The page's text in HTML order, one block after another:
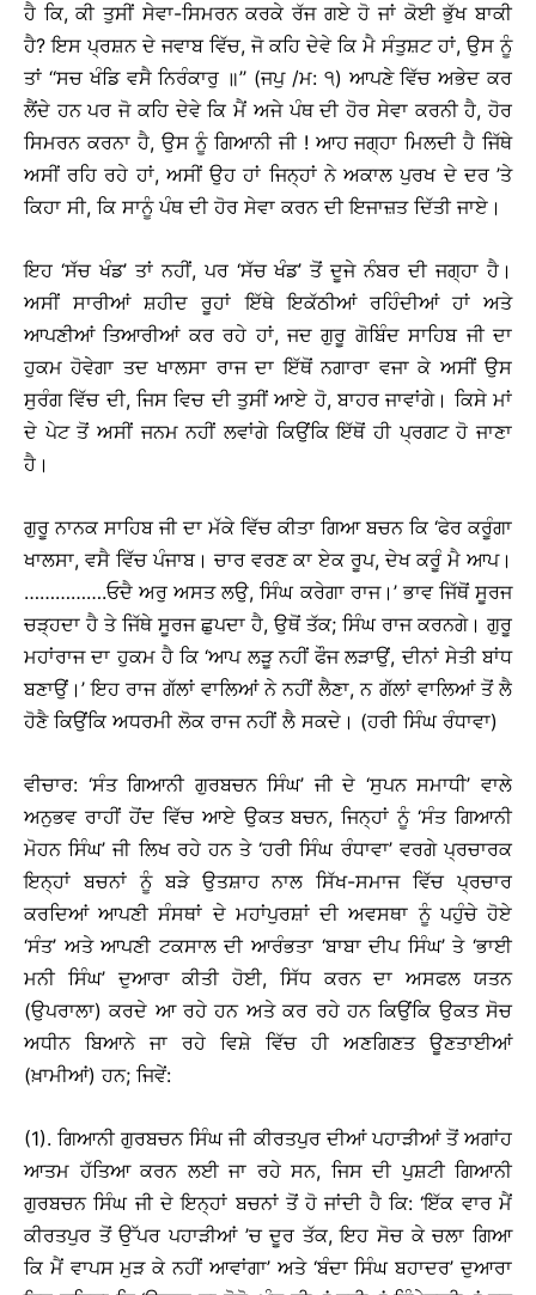
ਹੈ ਕਿ, ਕੀ ਤੁਸੀਂ ਸੇਵਾ-ਸਿਮਰਨ ਕਰਕੇ ਰੱਜ ਗਏ ਹੋ ਜਾਂ ਕੋਈ ਭੁੱਖ ਬਾਕੀ
ਹੈ? ਇਸ ਪ੍ਰਸ਼ਨ ਦੇ ਜਵਾਬ ਵਿੱਚ, ਜੋ ਕਹਿ ਦੇਵੇ ਕਿ ਮੈ ਸੰਤੁਸ਼ਟ ਹਾਂ, ਉਸ ਨੂੰ
ਤਾਂ ‘‘ਸਚ ਖੰਡਿ ਵਸੈ ਨਿਰੰਕਾਰੁ ॥’’ (ਜਪੁ /ਮ: ੧) ਆਪਣੇ ਵਿੱਚ ਅਭੇਦ ਕਰ
ਲੈਂਦੇ ਹਨ ਪਰ ਜੋ ਕਹਿ ਦੇਵੇ ਕਿ ਮੈਂ ਅਜੇ ਪੰਥ ਦੀ ਹੋਰ ਸੇਵਾ ਕਰਨੀ ਹੈ, ਹੋਰ
ਸਿਮਰਨ ਕਰਨਾ ਹੈ, ਉਸ ਨੂੰ ਗਿਆਨੀ ਜੀ ! ਆਹ ਜਗ੍ਹਾ ਮਿਲਦੀ ਹੈ ਜਿੱਥੇ
ਅਸੀਂ ਰਹਿ ਰਹੇ ਹਾਂ, ਅਸੀਂ ਉਹ ਹਾਂ ਜਿਨ੍ਹਾਂ ਨੇ ਅਕਾਲ ਪੁਰਖ ਦੇ ਦਰ ’ਤੇ
ਕਿਹਾ ਸੀ, ਕਿ ਸਾਨੂੰ ਪੰਥ ਦੀ ਹੋਰ ਸੇਵਾ ਕਰਨ ਦੀ ਇਜਾਜ਼ਤ ਦਿੱਤੀ ਜਾਏ।
ਇਹ ‘ਸੱਚ ਖੰਡ’ ਤਾਂ ਨਹੀਂ, ਪਰ ‘ਸੱਚ ਖੰਡ’ ਤੋਂ ਦੂਜੇ ਨੰਬਰ ਦੀ ਜਗ੍ਹਾ ਹੈ।
ਅਸੀਂ ਸਾਰੀਆਂ ਸ਼ਹੀਦ ਰੂਹਾਂ ਇੱਥੇ ਇਕੱਠੀਆਂ ਰਹਿੰਦੀਆਂ ਹਾਂ ਅਤੇ
ਆਪਣੀਆਂ ਤਿਆਰੀਆਂ ਕਰ ਰਹੇ ਹਾਂ, ਜਦ ਗੁਰੂ ਗੋਬਿੰਦ ਸਾਹਿਬ ਜੀ ਦਾ
ਹੁਕਮ ਹੋਵੇਗਾ ਤਦ ਖਾਲਸਾ ਰਾਜ ਦਾ ਇੱਥੋਂ ਨਗਾਰਾ ਵਜਾ ਕੇ ਅਸੀਂ ਉਸ
ਸੁਰੰਗ ਵਿੱਚ ਦੀ, ਜਿਸ ਵਿਚ ਦੀ ਤੁਸੀਂ ਆਏ ਹੋ, ਬਾਹਰ ਜਾਵਾਂਗੇ। ਕਿਸੇ ਮਾਂ
ਦੇ ਪੇਟ ਤੋਂ ਅਸੀਂ ਜਨਮ ਨਹੀਂ ਲਵਾਂਗੇ ਕਿਉਂਕਿ ਇੱਥੋਂ ਹੀ ਪ੍ਰਗਟ ਹੋ ਜਾਣਾ
ਹੈ।
ਗੁਰੂ ਨਾਨਕ ਸਾਹਿਬ ਜੀ ਦਾ ਮੱਕੇ ਵਿੱਚ ਕੀਤਾ ਗਿਆ ਬਚਨ ਕਿ ‘ਫੇਰ ਕਰੂੰਗਾ
ਖਾਲਸਾ, ਵਸੈ ਵਿੱਚ ਪੰਜਾਬ। ਚਾਰ ਵਰਣ ਕਾ ਏਕ ਰੂਪ, ਦੇਖ ਕਰੂੰ ਮੈ ਆਪ।
…………….ਓਦੈ ਅਰੁ ਅਸਤ ਲਉ, ਸਿੰਘ ਕਰੇਗਾ ਰਾਜ।’ ਭਾਵ ਜਿੱਥੋਂ ਸੂਰਜ
ਚੜ੍ਹਦਾ ਹੈ ਤੇ ਜਿੱਥੇ ਸੂਰਜ ਛੁਪਦਾ ਹੈ, ਉਥੋਂ ਤੱਕ; ਸਿੰਘ ਰਾਜ ਕਰਨਗੇ। ਗੁਰੂ
ਮਹਾਂਰਾਜ ਦਾ ਹੁਕਮ ਹੈ ਕਿ ‘ਆਪ ਲੜੂ ਨਹੀਂ ਫੌਜ ਲੜਾਉਂ, ਦੀਨਾਂ ਸੇਤੀ ਬਾਂਧ
ਬਣਾਉਂ।’ ਇਹ ਰਾਜ ਗੱਲਾਂ ਵਾਲਿਆਂ ਨੇ ਨਹੀਂ ਲੈਣਾ, ਨ ਗੱਲਾਂ ਵਾਲਿਆਂ ਤੋਂ ਲੈ
ਹੋਣੈ ਕਿਉਂਕਿ ਅਧਰਮੀ ਲੋਕ ਰਾਜ ਨਹੀਂ ਲੈ ਸਕਦੇ। (ਹਰੀ ਸਿੰਘ ਰੰਧਾਵਾ)
ਵੀਚਾਰ: ‘ਸੰਤ ਗਿਆਨੀ ਗੁਰਬਚਨ ਸਿੰਘ’ ਜੀ ਦੇ ‘ਸੁਪਨ ਸਮਾਧੀ’ ਵਾਲੇ
ਅਨੁਭਵ ਰਾਹੀਂ ਹੋਂਦ ਵਿੱਚ ਆਏ ਉਕਤ ਬਚਨ, ਜਿਨ੍ਹਾਂ ਨੂੰ ‘ਸੰਤ ਗਿਆਨੀ
ਮੋਹਨ ਸਿੰਘ’ ਜੀ ਲਿਖ ਰਹੇ ਹਨ ਤੇ ‘ਹਰੀ ਸਿੰਘ ਰੰਧਾਵਾ’ ਵਰਗੇ ਪ੍ਰਚਾਰਕ
ਇਨ੍ਹਾਂ ਬਚਨਾਂ ਨੂੰ ਬੜੇ ਉਤਸ਼ਾਹ ਨਾਲ ਸਿੱਖ-ਸਮਾਜ ਵਿੱਚ ਪ੍ਰਚਾਰ
ਕਰਦਿਆਂ ਆਪਣੀ ਸੰਸਥਾਂ ਦੇ ਮਹਾਂਪੁਰਸ਼ਾਂ ਦੀ ਅਵਸਥਾ ਨੂੰ ਪਹੁੰਚੇ ਹੋਏ
‘ਸੰਤ’ ਅਤੇ ਆਪਣੀ ਟਕਸਾਲ ਦੀ ਆਰੰਭਤਾ ‘ਬਾਬਾ ਦੀਪ ਸਿੰਘ’ ਤੇ ‘ਭਾਈ
ਮਨੀ ਸਿੰਘ’ ਦੁਆਰਾ ਕੀਤੀ ਹੋਈ, ਸਿੱਧ ਕਰਨ ਦਾ ਅਸਫਲ ਯਤਨ
(ਉਪਰਾਲਾ) ਕਰਦੇ ਆ ਰਹੇ ਹਨ ਅਤੇ ਕਰ ਰਹੇ ਹਨ ਕਿਉਂਕਿ ਉਕਤ ਸੋਚ
ਅਧੀਨ ਬਿਆਨੇ ਜਾ ਰਹੇ ਵਿਸ਼ੇ ਵਿੱਚ ਹੀ ਅਣਗਿਣਤ ਊਣਤਾਈਆਂ
(ਖ਼ਾਮੀਆਂ) ਹਨ; ਜਿਵੇਂ:
(1). ਗਿਆਨੀ ਗੁਰਬਚਨ ਸਿੰਘ ਜੀ ਕੀਰਤਪੁਰ ਦੀਆਂ ਪਹਾੜੀਆਂ ਤੋਂ ਅਗਾਂਹ
ਆਤਮ ਹੱਤਿਆ ਕਰਨ ਲਈ ਜਾ ਰਹੇ ਸਨ, ਜਿਸ ਦੀ ਪੁਸ਼ਟੀ ਗਿਆਨੀ
ਗੁਰਬਚਨ ਸਿੰਘ ਜੀ ਦੇ ਇਨ੍ਹਾਂ ਬਚਨਾਂ ਤੋਂ ਹੋ ਜਾਂਦੀ ਹੈ ਕਿ: ‘ਇੱਕ ਵਾਰ ਮੈਂ
ਕੀਰਤਪੁਰ ਤੋਂ ਉੱਪਰ ਪਹਾੜੀਆਂ ’ਚ ਦੂਰ ਤੱਕ, ਇਹ ਸੋਚ ਕੇ ਚਲਾ ਗਿਆ
ਕਿ ਮੈਂ ਵਾਪਸ ਮੁੜ ਕੇ ਨਹੀਂ ਆਵਾਂਗਾ’ ਅਤੇ ‘ਬੰਦਾ ਸਿੰਘ ਬਹਾਦਰ’ ਦੁਆਰਾ